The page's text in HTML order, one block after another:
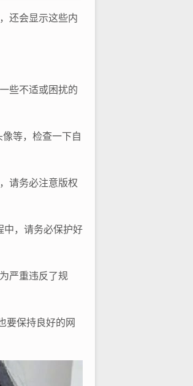
还会显示这些内
些不适或困扰的
等，检查一下自
请务必注意版权
中，请务必保护好
严重违反了规
要保持良好的网